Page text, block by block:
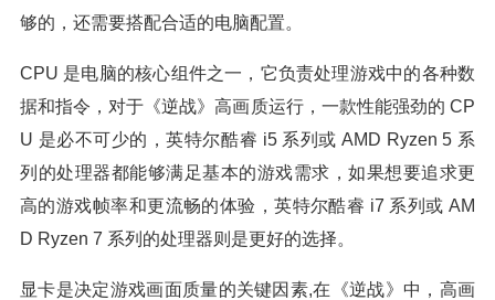
够的，还需要搭配合适的电脑配置。
CPU 是电脑的核心组件之一，它负责处理游戏中的各种数
据和指令，对于《逆战》高画质运行，一款性能强劲的 CP
U 是必不可少的，英特尔酷睿 i5 系列或 AMD Ryzen 5 系
列的处理器都能够满足基本的游戏需求，如果想要追求更
高的游戏帧率和更流畅的体验，英特尔酷睿 i7 系列或 AM
D Ryzen 7 系列的处理器则是更好的选择。
显卡是决定游戏画面质量的关键因素,在《逆战》中，高画